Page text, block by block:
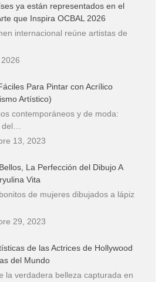
ya están representados en el
que Inspira OCBAL 2026
internacional reúne artistas de
Para Pintar con Acrílico
Artístico)
contemporáneos y de moda:
13, 2023
La Perfección del Dibujo A
Vita
de mujeres dibujados a lápiz
29, 2023
de las Actrices de Hollywood
del Mundo
la verdadera belleza capturada en